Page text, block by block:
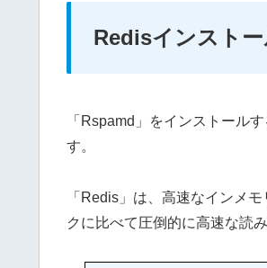
Redisインスト
「Rspamd」をインストール
す。
「Redis」は、高速なインメ
クに比べて圧倒的に高速な読